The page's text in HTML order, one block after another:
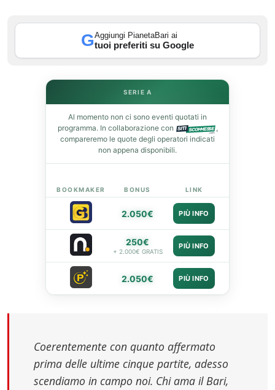
GAggiungi PianetaBari ai
tuoi preferiti su Google
SERIE A
Al momento non ci sono eventi quotati in
programma. In collaborazione con
,
compareremo le quote degli operatori indicati
non appena disponibili.
BOOKMAKER BONUS LINK
2.050€ PIÙ INFO
250€
+ 2.000€ GRATIS
PIÙ INFO
2.050€ PIÙ INFO
Coerentemente con quanto affermato
prima delle ultime cinque partite, adesso
scendiamo in campo noi. Chi ama il Bari,